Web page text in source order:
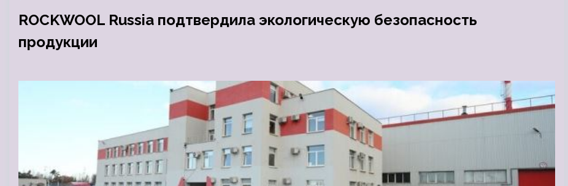
ROCKWOOL Russia подтвердила экологическую безопасность
продукции